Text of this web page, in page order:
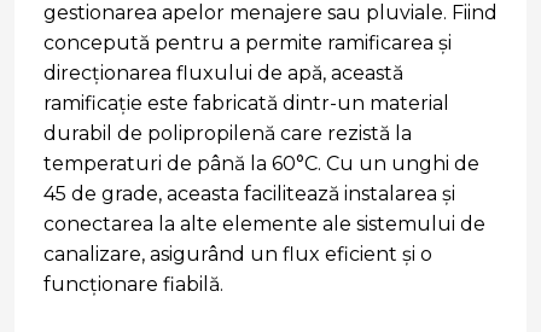
gestionarea apelor menajere sau pluviale. Fiind
concepută pentru a permite ramificarea și
direcționarea fluxului de apă, această
ramificație este fabricată dintr-un material
durabil de polipropilenă care rezistă la
temperaturi de până la 60°C. Cu un unghi de
45 de grade, aceasta facilitează instalarea și
conectarea la alte elemente ale sistemului de
canalizare, asigurând un flux eficient și o
funcționare fiabilă.